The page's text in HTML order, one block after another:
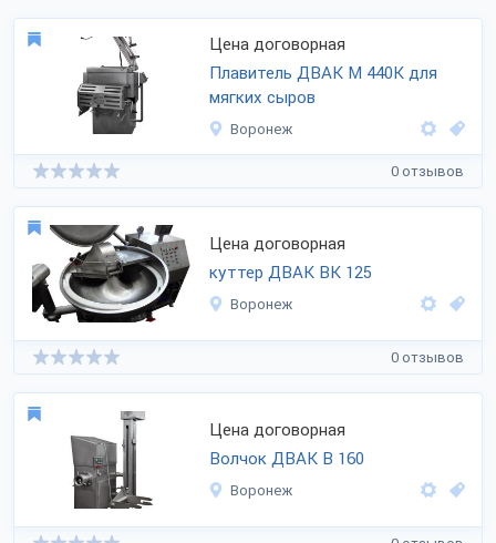
Цена договорная
Плавитель ДВАК М 440К для
мягких сыров
Воронеж
0 отзывов
Цена договорная
куттер ДВАК ВК 125
Воронеж
0 отзывов
Цена договорная
Волчок ДВАК В 160
Воронеж